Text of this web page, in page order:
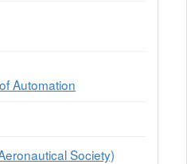
Automation
Society)